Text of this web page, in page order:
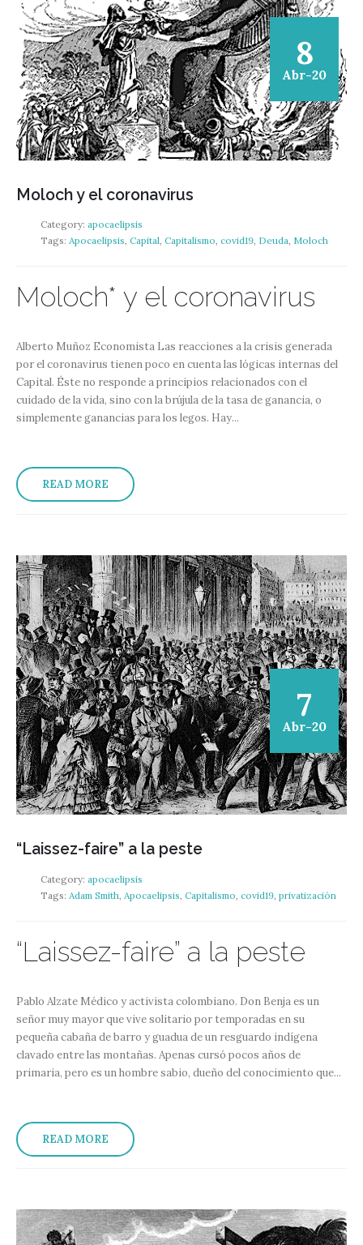
8
Abr-20
Moloch y el coronavirus
Category: apocaelipsis
Tags: Apocaelipsis, Capital, Capitalismo, covid19, Deuda, Moloch
Moloch* y el coronavirus
Alberto Muñoz Economista Las reacciones a la crisis generada
por el coronavirus tienen poco en cuenta las lógicas internas del
Capital. Éste no responde a principios relacionados con el
cuidado de la vida, sino con la brújula de la tasa de ganancia, o
simplemente ganancias para los legos. Hay...
READ MORE
7
Abr-20
“Laissez-faire” a la peste
Category: apocaelipsis
Tags: Adam Smith, Apocaelipsis, Capitalismo, covid19, privatización
“Laissez-faire” a la peste
Pablo Alzate Médico y activista colombiano. Don Benja es un
señor muy mayor que vive solitario por temporadas en su
pequeña cabaña de barro y guadua de un resguardo indígena
clavado entre las montañas. Apenas cursó pocos años de
primaria, pero es un hombre sabio, dueño del conocimiento que...
READ MORE